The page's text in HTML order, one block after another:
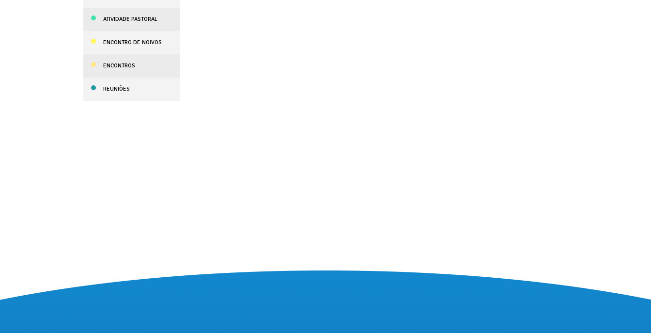
ATIVIDADE PASTORAL
ENCONTRO DE NOIVOS
ENCONTROS
REUNIÕES